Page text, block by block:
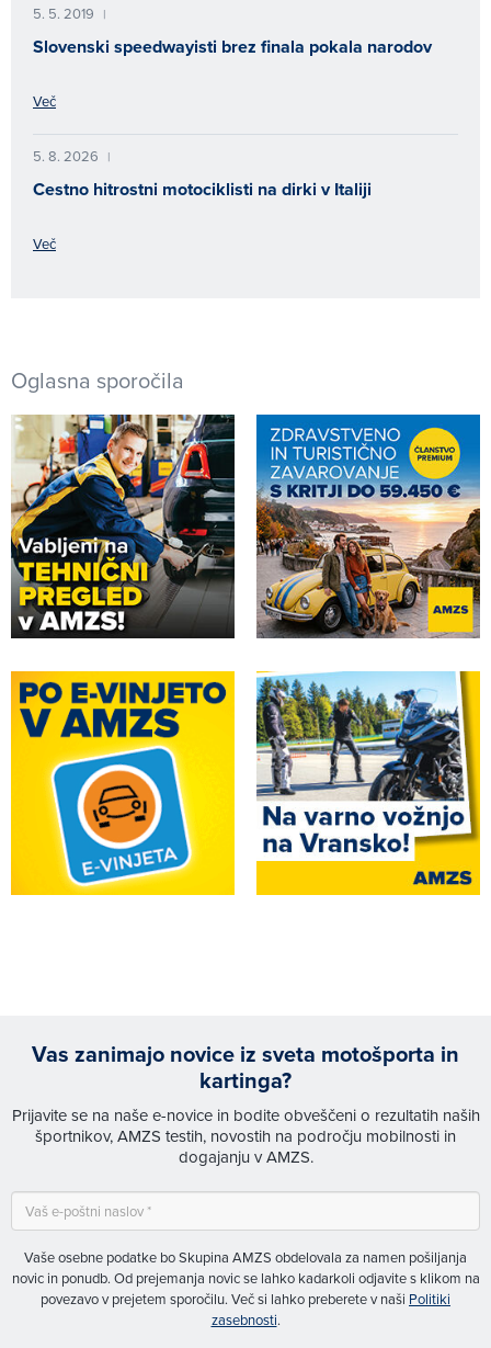
5. 5. 2019 |
Slovenski speedwayisti brez finala pokala narodov
Več
5. 8. 2026 |
Cestno hitrostni motociklisti na dirki v Italiji
Več
Oglasna sporočila
Vas zanimajo novice iz sveta motošporta in
kartinga?
Prijavite se na naše e-novice in bodite obveščeni o rezultatih naših
športnikov, AMZS testih, novostih na področju mobilnosti in
dogajanju v AMZS.
Vaše osebne podatke bo Skupina AMZS obdelovala za namen pošiljanja
novic in ponudb. Od prejemanja novic se lahko kadarkoli odjavite s klikom na
povezavo v prejetem sporočilu. Več si lahko preberete v naši Politiki
zasebnosti.